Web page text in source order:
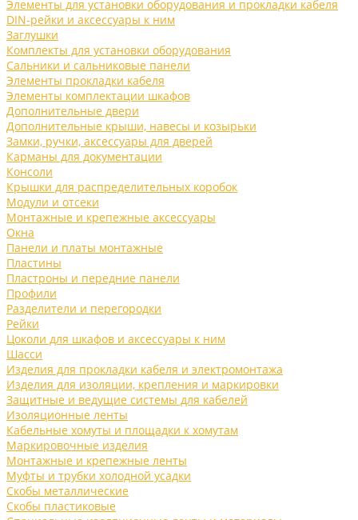
Элементы для установки оборудования и прокладки кабеля
DIN-рейки и аксессуары к ним
Заглушки
Комплекты для установки оборудования
Сальники и сальниковые панели
Элементы прокладки кабеля
Элементы комплектации шкафов
Дополнительные двери
Дополнительные крыши, навесы и козырьки
Замки, ручки, аксессуары для дверей
Карманы для документации
Консоли
Крышки для распределительных коробок
Модули и отсеки
Монтажные и крепежные аксессуары
Окна
Панели и платы монтажные
Пластины
Пластроны и передние панели
Профили
Разделители и перегородки
Рейки
Цоколи для шкафов и аксессуары к ним
Шасси
Изделия для прокладки кабеля и электромонтажа
Изделия для изоляции, крепления и маркировки
Защитные и ведущие системы для кабелей
Изоляционные ленты
Кабельные хомуты и площадки к хомутам
Маркировочные изделия
Монтажные и крепежные ленты
Муфты и трубки холодной усадки
Скобы металлические
Скобы пластиковые